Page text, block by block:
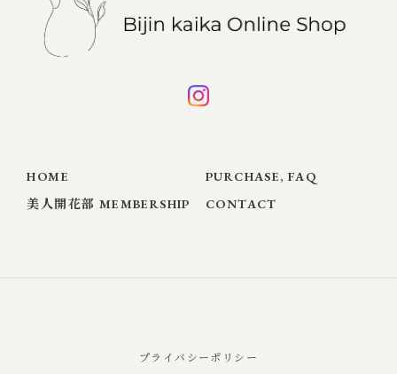
HOME
PURCHASE, FAQ
美人開花部 MEMBERSHIP
CONTACT
プライバシーポリシー